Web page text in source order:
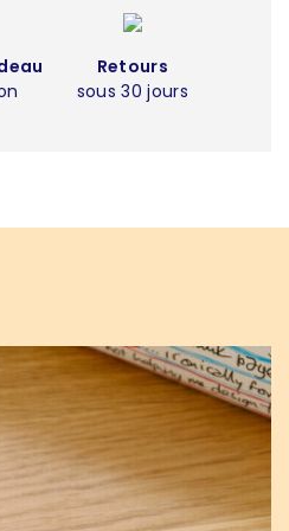
Retours
sous 30 jours